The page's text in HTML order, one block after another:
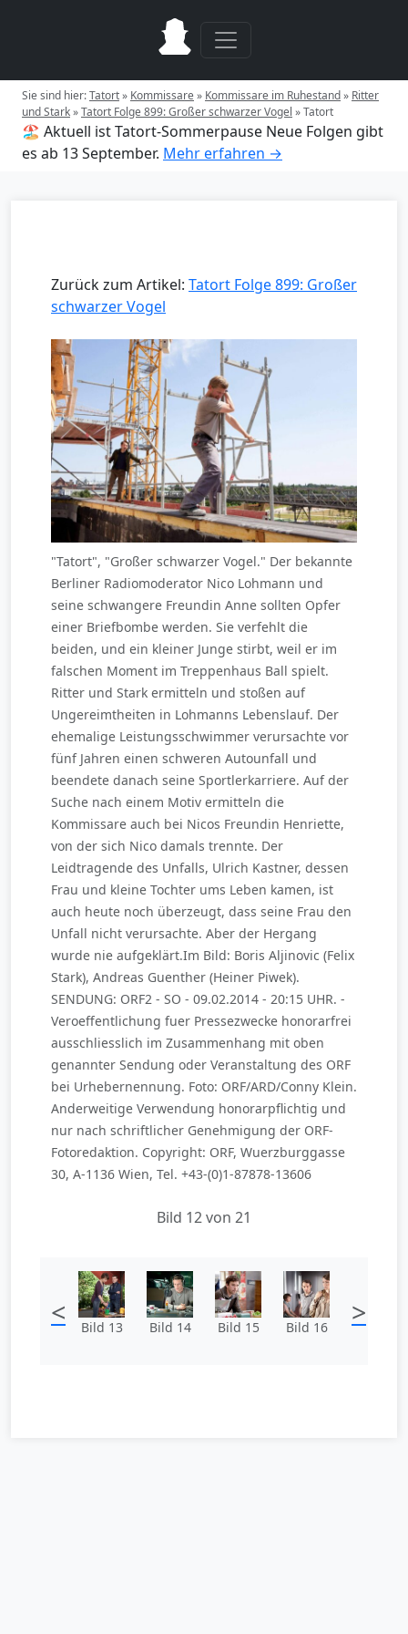
Sie sind hier:Tatort» Kommissare» Kommissare im Ruhestand» Ritter
und Stark»Tatort Folge 899: Großer schwarzer Vogel »Tatort
🏖️ Aktuell ist Tatort-Sommerpause Neue Folgen gibt
es ab 13 September. Mehr erfahren →
Zurück zum Artikel: Tatort Folge 899: Großer
schwarzer Vogel
"Tatort", "Großer schwarzer Vogel." Der bekannte
Berliner Radiomoderator Nico Lohmann und
seine schwangere Freundin Anne sollten Opfer
einer Briefbombe werden. Sie verfehlt die
beiden, und ein kleiner Junge stirbt, weil er im
falschen Moment im Treppenhaus Ball spielt.
Ritter und Stark ermitteln und stoßen auf
Ungereimtheiten in Lohmanns Lebenslauf. Der
ehemalige Leistungsschwimmer verursachte vor
fünf Jahren einen schweren Autounfall und
beendete danach seine Sportlerkarriere. Auf der
Suche nach einem Motiv ermitteln die
Kommissare auch bei Nicos Freundin Henriette,
von der sich Nico damals trennte. Der
Leidtragende des Unfalls, Ulrich Kastner, dessen
Frau und kleine Tochter ums Leben kamen, ist
auch heute noch überzeugt, dass seine Frau den
Unfall nicht verursachte. Aber der Hergang
wurde nie aufgeklärt.Im Bild: Boris Aljinovic (Felix
Stark), Andreas Guenther (Heiner Piwek).
SENDUNG: ORF2 - SO - 09.02.2014 - 20:15 UHR. -
Veroeffentlichung fuer Pressezwecke honorarfrei
ausschliesslich im Zusammenhang mit oben
genannter Sendung oder Veranstaltung des ORF
bei Urhebernennung. Foto: ORF/ARD/Conny Klein.
Anderweitige Verwendung honorarpflichtig und
nur nach schriftlicher Genehmigung der ORF-
Fotoredaktion. Copyright: ORF, Wuerzburggasse
30, A-1136 Wien, Tel. +43-(0)1-87878-13606
Bild 12 von 21
< Bild 13 Bild 14 Bild 15 Bild 16 >